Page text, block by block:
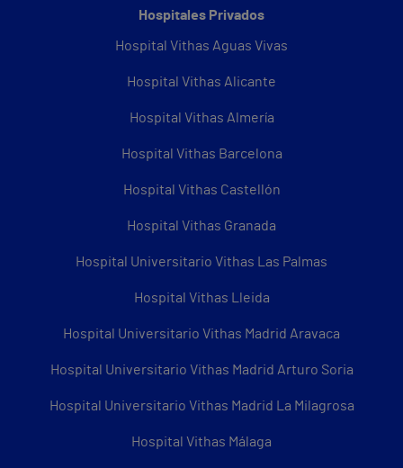
Hospitales Privados
Hospital Vithas Aguas Vivas
Hospital Vithas Alicante
Hospital Vithas Almería
Hospital Vithas Barcelona
Hospital Vithas Castellón
Hospital Vithas Granada
Hospital Universitario Vithas Las Palmas
Hospital Vithas Lleida
Hospital Universitario Vithas Madrid Aravaca
Hospital Universitario Vithas Madrid Arturo Soria
Hospital Universitario Vithas Madrid La Milagrosa
Hospital Vithas Málaga